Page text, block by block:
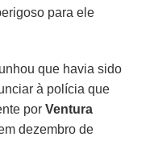
para ele
que havia sido
à polícia que
porVentura
dezembro de